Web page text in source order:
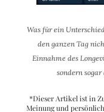
Was für ein
den ganzen Tag
Einnahme des
sondern
*Dieser Artikel ist in
Meinung und